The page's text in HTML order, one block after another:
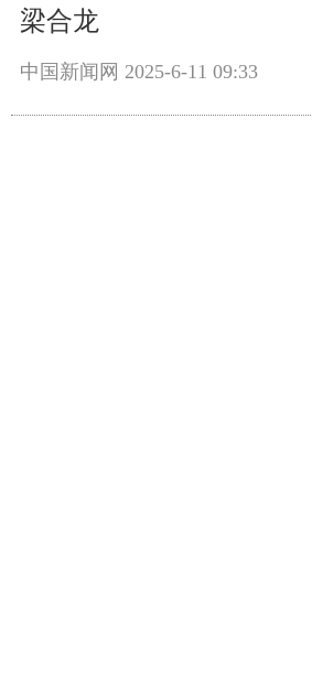
梁合龙
中国新闻网 2025-6-11 09:33